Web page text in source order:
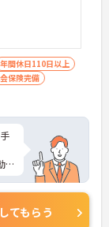
年間休日110日以上
保険完備
てもらう